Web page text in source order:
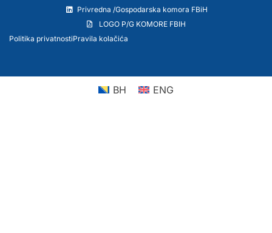
Privredna /Gospodarska komora FBiH
LOGO P/G KOMORE FBIH
Politika privatnostiPravila kolačića
BH ENG